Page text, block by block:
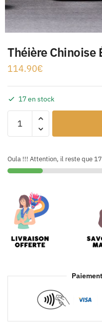
Théière Chinoise
114.90€
17 en stock
Oula !!! Attention, il reste que